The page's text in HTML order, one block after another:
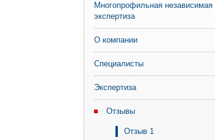
Многопрофильная независимая
экспертиза
О компании
Специалисты
Экспертиза
Отзывы
Отзыв 1